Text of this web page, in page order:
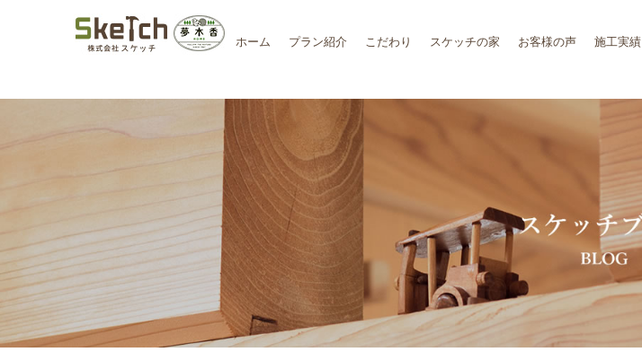
ホーム プラン紹介 こだわり スケッチの家 お客様の声 施工実績